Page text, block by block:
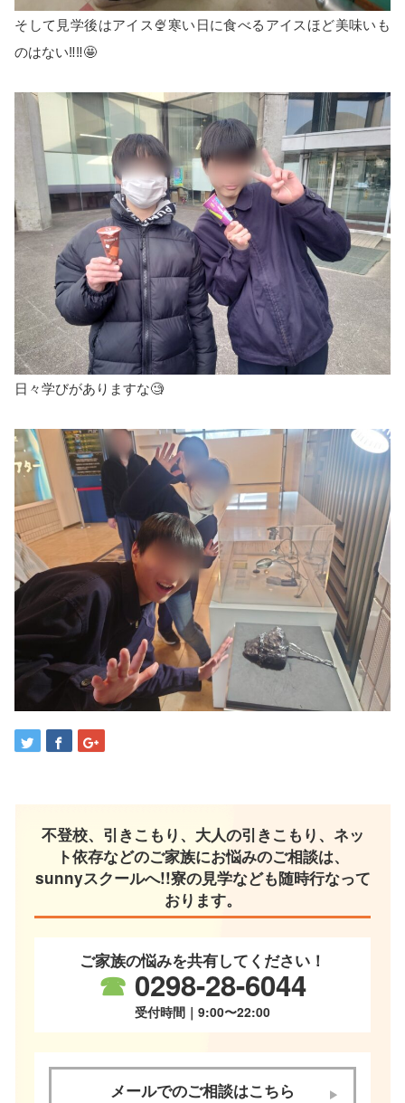
そして見学後はアイス🍨寒い日に食べるアイスほど美味いも
のはない‼️‼️🤩
日々学びがありますな🧐
不登校、引きこもり、大人の引きこもり、ネッ
ト依存などのご家族にお悩みのご相談は、
sunnyスクールへ!!寮の見学なども随時行なって
おります。
ご家族の悩みを共有してください！
☎ 0298-28-6044
受付時間｜9:00〜22:00
メールでのご相談はこちら